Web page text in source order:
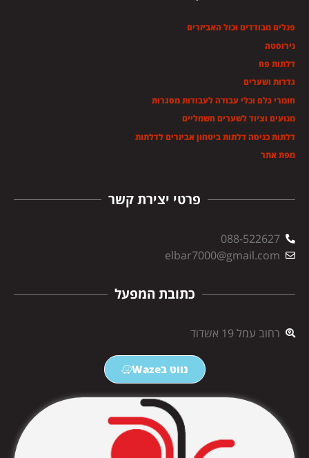
פרטי יצירת קשר
088-522627
elbar7000@gmail.com
כתובת המפעל
רחוב עמל 19 אשדוד
נווט בWaze
פנלים מבודדים וכול האביזרים
נירוסטה
דלתות פח
גדרות ושערים
חומרי גלם וכלי עבודה לעבודות מסגרות
מנועים וציוד לשערים חשמליים
דלתות כניסה דלתות ביטחון אביזרים לדלתות
מפת אתר